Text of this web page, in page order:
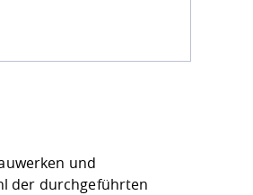
und
der durchgeführten